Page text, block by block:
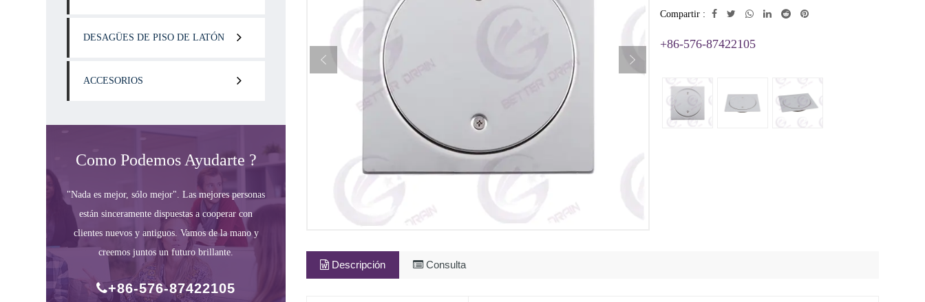
DESAGÜES DE PISO DE LATÓN
ACCESORIOS
Como Podemos Ayudarte ?
"Nada es mejor, sólo mejor". Las mejores personas
están sinceramente dispuestas a cooperar con
clientes nuevos y antiguos. Vamos de la mano y
creemos juntos un futuro brillante.
+86-576-87422105
Compartir :
+86-576-87422105
Descripción Consulta